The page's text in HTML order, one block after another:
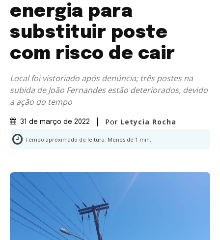
energia para
substituir poste
com risco de cair
Local foi vistoriado após denúncia; três postes na
subida de João Fernandes estão deteriorados, devido
a ação do tempo
31 de março de 2022 Por Letycia Rocha
Tempo aproximado de leitura: Menos de 1 min.